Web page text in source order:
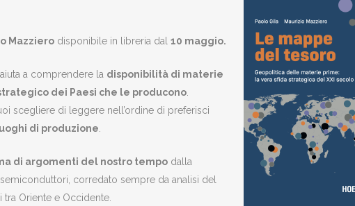
Mazziero disponibile in libreria dal 10 maggio.
a comprendere la disponibilità di materie
dei Paesi che le producono.
scegliere di leggere nell’ordine di preferisci
di produzione.
di argomenti del nostro tempo dalla
corredato sempre da analisi del
Oriente e Occidente.